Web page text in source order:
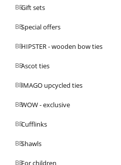
Gift sets
Special offers
HIPSTER - wooden bow ties
Ascot ties
IMAGO upcycled ties
WOW - exclusive
Cufflinks
Shawls